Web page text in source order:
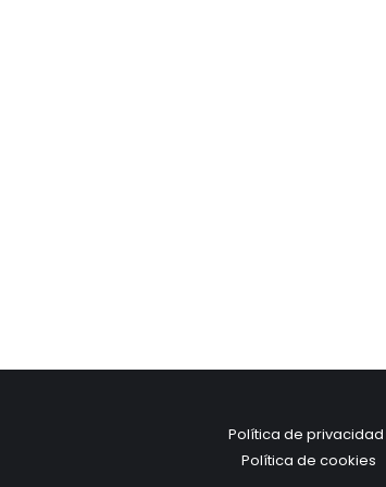
Política de privacidad
Política de cookies